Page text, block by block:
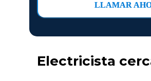
LLAMAR
Electricista